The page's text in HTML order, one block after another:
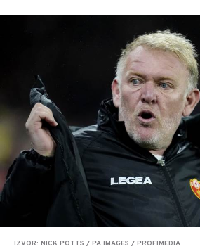
IZVOR: NICK POTTS / PA IMAGES / PROFIMEDIA